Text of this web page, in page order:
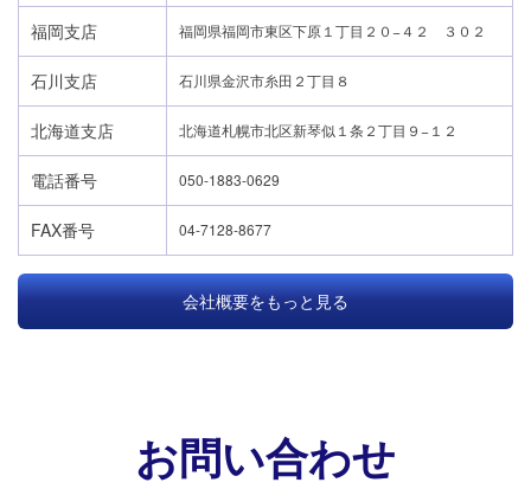
福岡支店 福岡県福岡市東区下原１丁目２０−４２ ３０２
石川支店 石川県金沢市糸田２丁目８
北海道支店 北海道札幌市北区新琴似１条２丁目９−１２
電話番号 050-1883-0629
FAX番号 04-7128-8677
会社概要をもっと見る
お問い合わせ